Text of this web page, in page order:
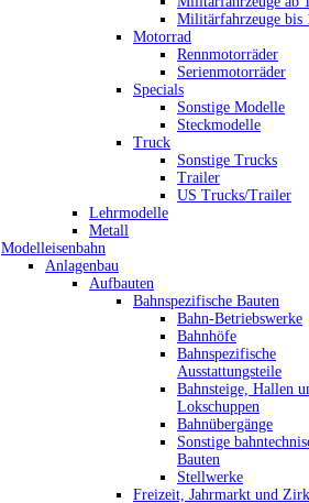
Militärfahrzeuge bis
Motorrad
Rennmotorräder
Serienmotorräder
Specials
Sonstige Modelle
Steckmodelle
Truck
Sonstige Trucks
Trailer
US Trucks/Trailer
Lehrmodelle
Metall
Modelleisenbahn
Anlagenbau
Aufbauten
Bahnspezifische Bauten
Bahn-Betriebswerke
Bahnhöfe
Bahnspezifische
Ausstattungsteile
Bahnsteige, Hallen
Lokschuppen
Bahnübergänge
Sonstige
Bauten
Stellwerke
Freizeit, Jahrmarkt und